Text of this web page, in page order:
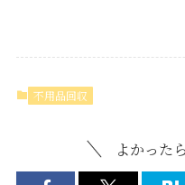
不用品回収
よかった